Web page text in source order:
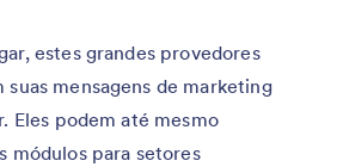
estes grandes provedores
suas mensagens de marketing
Eles podem até mesmo
módulos para setores